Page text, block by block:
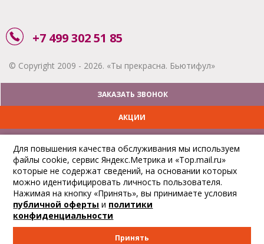
+7 499 302 51 85
© Copyright 2009 - 2026. «Ты прекрасна. Бьютифул»
ЗАКАЗАТЬ ЗВОНОК
АКЦИИ
ОПЛАТА
ОТСЛЕДИТЬ ЗАКАЗ
Для повышения качества обслуживания мы используем
файлы cookie, сервис Яндекс.Метрика и «Top.mail.ru»
которые не содержат сведений, на основании которых
можно идентифицировать личность пользователя.
Нажимая на кнопку «Принять», вы принимаете условия
публичной оферты и политики
конфиденциальности
Принять